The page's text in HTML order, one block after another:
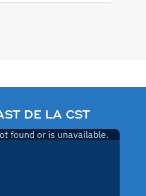
DE LA CST